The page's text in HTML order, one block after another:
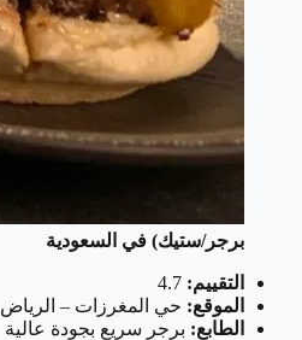
برجر/ستيك) في السعودية
التقييم:
الموقع: حي المغرزات – الرياض
الطابع: برجر سريع بجودة عالية